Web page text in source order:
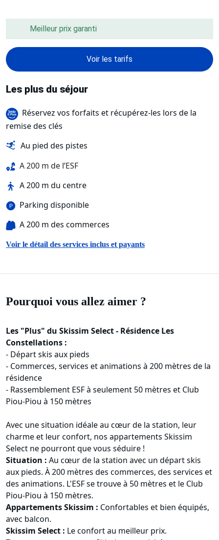
Meilleur prix garanti
Voir les tarifs
Les plus du séjour
Réservez vos forfaits et récupérez-les lors de la
remise des clés
Au pied des pistes
A 200 m de l’ESF
A 200 m du centre
Parking disponible
A 200 m des commerces
Voir le détail des services inclus et payants
Pourquoi vous allez aimer ?
Les "Plus" du Skissim Select - Résidence Les
Constellations :
- Départ skis aux pieds
- Commerces, services et animations à 200 mètres de la
résidence
- Rassemblement ESF à seulement 50 mètres et Club
Piou-Piou à 150 mètres
Avec une situation idéale au cœur de la station, leur
charme et leur confort, nos appartements Skissim
Select ne pourront que vous séduire !
Situation : Au cœur de la station avec un départ skis
aux pieds. À 200 mètres des commerces, des services et
des animations. L'ESF se trouve à 50 mètres et le Club
Piou-Piou à 150 mètres.
Appartements Skissim : Confortables et bien équipés,
avec balcon.
Skissim Select : Le confort au meilleur prix.